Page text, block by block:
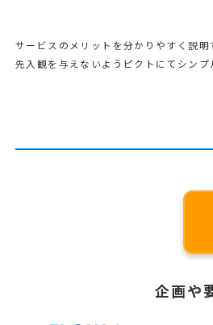
サービスのメリットを分かりやすく説
先入観を与えないようピクトにてシン
企画や